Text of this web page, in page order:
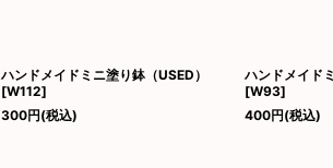
ハンドメイドミニ塗り鉢（USED）
[W112]
300円(税込)
ハンドメイド
[W93]
400円(税込)